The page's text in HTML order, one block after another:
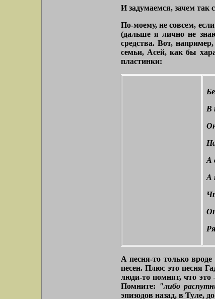
И задумаемся, зачем так
По-моему, не совсем,
(дальше я лично не
средства. Вот,
семьи, Асей, как бы
пластинки:
В
А
А
А песня-то только
песен. Плюс это песня
люди-то помнят, что это
Помните:
"либо
эпизодов назад, в Туле,